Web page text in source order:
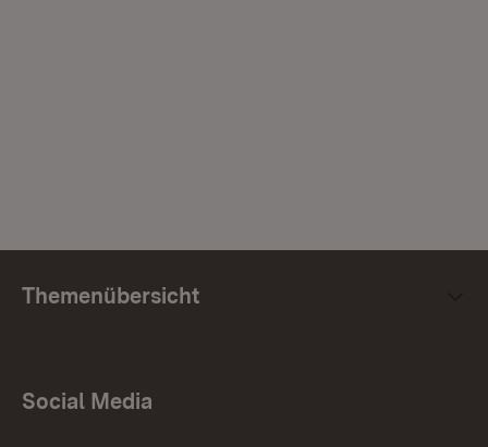
Themenübersicht
Social Media